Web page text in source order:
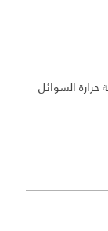
حرارة السوائل